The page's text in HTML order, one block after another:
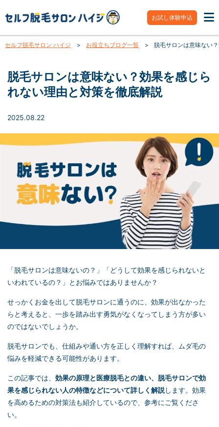
お試し体験申込
セルフ脱毛サロン ハイジ > お役立ちブログ一覧 > 脱毛サロンは意味ない
脱毛サロンは意味ない？効果を感じら
れない理由と対策を徹底解説
2025.08.22
「脱毛サロンは意味ないの？」「どうして効果を感じられないと
いわれているの？」とお悩みではありませんか？
せっかくお金を出して脱毛サロンに通うのに、効果が出なかった
らと考えると、一歩を踏み出す勇気がなくなってしまう方が多い
のではないでしょうか。
脱毛サロンでも、仕組みや通い方を正しく理解すれば、ムダ毛の
悩みを軽減できる可能性があります。
この記事では、 効果の原理と医療脱毛との違い、脱毛サロンで効
果を感じられない人の特徴などについて詳しく解説します。効果
を高めるための対策法も紹介しているので、参考にご覧くださ
い。